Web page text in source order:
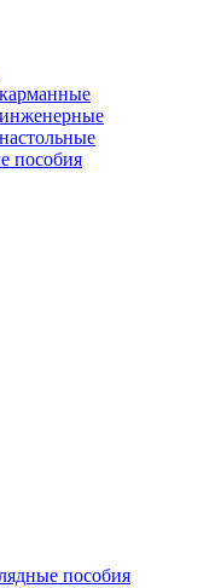
пособия
пособия